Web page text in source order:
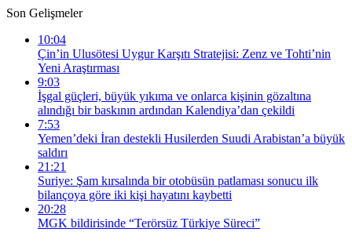
Son Gelişmeler
10:04
Çin’in Ulusötesi Uygur Karşıtı Stratejisi: Zenz ve Tohti’nin
Yeni Araştırması
9:03
İşgal güçleri, büyük yıkıma ve onlarca kişinin gözaltına
alındığı bir baskının ardından Kalendiya’dan çekildi
7:53
Yemen’deki İran destekli Husilerden Suudi Arabistan’a büyük
saldırı
21:21
Suriye: Şam kırsalında bir otobüsün patlaması sonucu ilk
bilançoya göre iki kişi hayatını kaybetti
20:28
MGK bildirisinde “Terörsüz Türkiye Süreci”